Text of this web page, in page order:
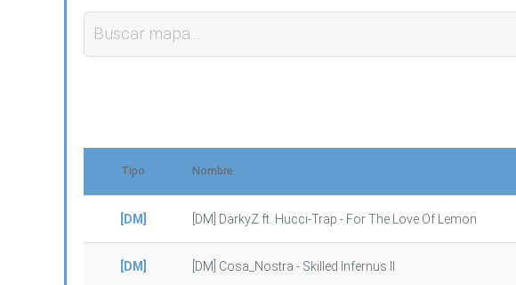
Tipo Nombre
[DM] [DM] DarkyZ ft. Hucci-Trap - For The Love Of Lemon
[DM] [DM] Cosa_Nostra - Skilled Infernus II